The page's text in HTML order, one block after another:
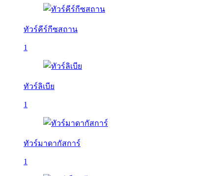
ทัวร์คีร์กีซสถาน
1
ทัวร์ลิเบีย
1
ทัวร์มาดากัสการ์
1